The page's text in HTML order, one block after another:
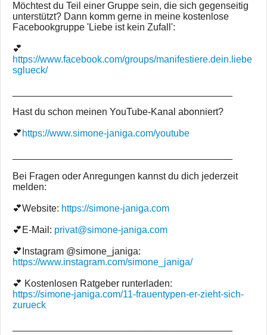
Möchtest du Teil einer Gruppe sein, die sich gegenseitig
unterstützt? Dann komm gerne in meine kostenlose
Facebookgruppe 'Liebe ist kein Zufall':
💕
https://www.facebook.com/groups/manifestiere.dein.liebe
sglueck/
Hast du schon meinen YouTube-Kanal abonniert?
💕 https://www.simone-janiga.com/youtube
Bei Fragen oder Anregungen kannst du dich jederzeit
melden:
💕Website: https://simone-janiga.com
💕E-Mail: privat@simone-janiga.com
💕Instagram @simone_janiga:
https://www.instagram.com/simone_janiga/
💕 Kostenlosen Ratgeber runterladen:
https://simone-janiga.com/11-frauentypen-er-zieht-sich-
zurueck